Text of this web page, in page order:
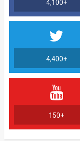
4,100+
4,400+
150+